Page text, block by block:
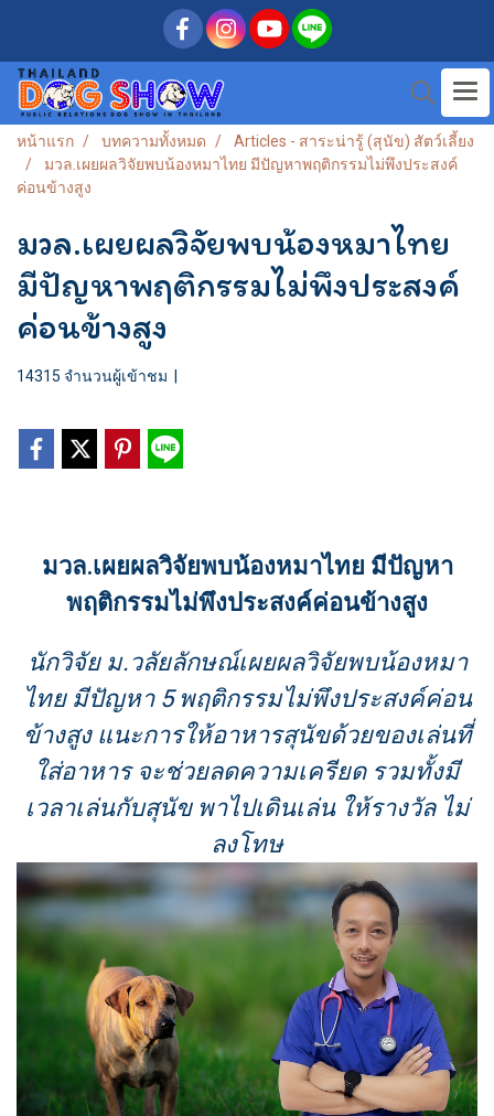
หน้าแรก บทความทั้งหมด
Articles - สาระน่ารู้ (สุนัข) สัตว์เลี้ยง
มวล.เผยผลวิจัยพบน้องหมาไทย มีปัญหาพฤติกรรมไม่พึงประสงค์
ค่อนข้างสูง
มวล.เผยผลวิจัยพบน้องหมาไทย
มีปัญหาพฤติกรรมไม่พึงประสงค์
ค่อนข้างสูง
14315 จำนวนผู้เข้าชม
มวล.เผยผลวิจัยพบน้องหมาไทย มีปัญหา
พฤติกรรมไม่พึงประสงค์ค่อนข้างสูง
นักวิจัย ม.วลัยลักษณ์เผยผลวิจัยพบน้องหมา
ไทย มีปัญหา 5 พฤติกรรมไม่พึงประสงค์ค่อน
ข้างสูง แนะการให้อาหารสุนัขด้วยของเล่นที่
ใส่อาหาร จะช่วยลดความเครียด รวมทั้งมี
เวลาเล่นกับสุนัข พาไปเดินเล่น ให้รางวัล ไม่
ลงโทษ